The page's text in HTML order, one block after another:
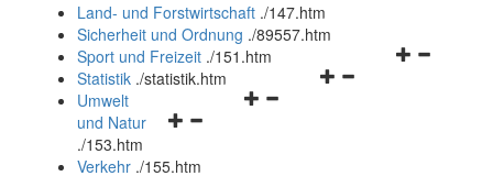
und
schließen
Land- und Forstwirtschaft ./147.htm
Sicherheit und Ordnung ./89557.htm
Navigationsmenü
Sport und Freizeit ./151.htm
Navigationsmenü
Statistik ./statistik.htm
Navigationsmenü
und
Umwelt
und Natur
./153.htm
Verkehr ./155.htm